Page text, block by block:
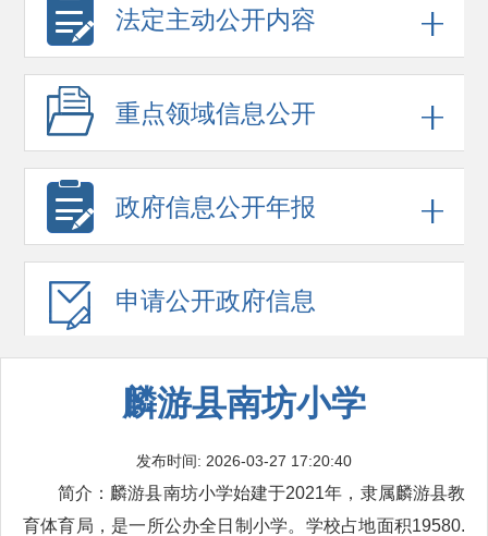
法定主动公开内容
重点领域信息公开
政府信息公开年报
申请公开政府信息
麟游县南坊小学
发布时间: 2026-03-27 17:20:40
简介：麟游县南坊小学始建于2021年，隶属麟游县教
育体育局，是一所公办全日制小学。学校占地面积19580.